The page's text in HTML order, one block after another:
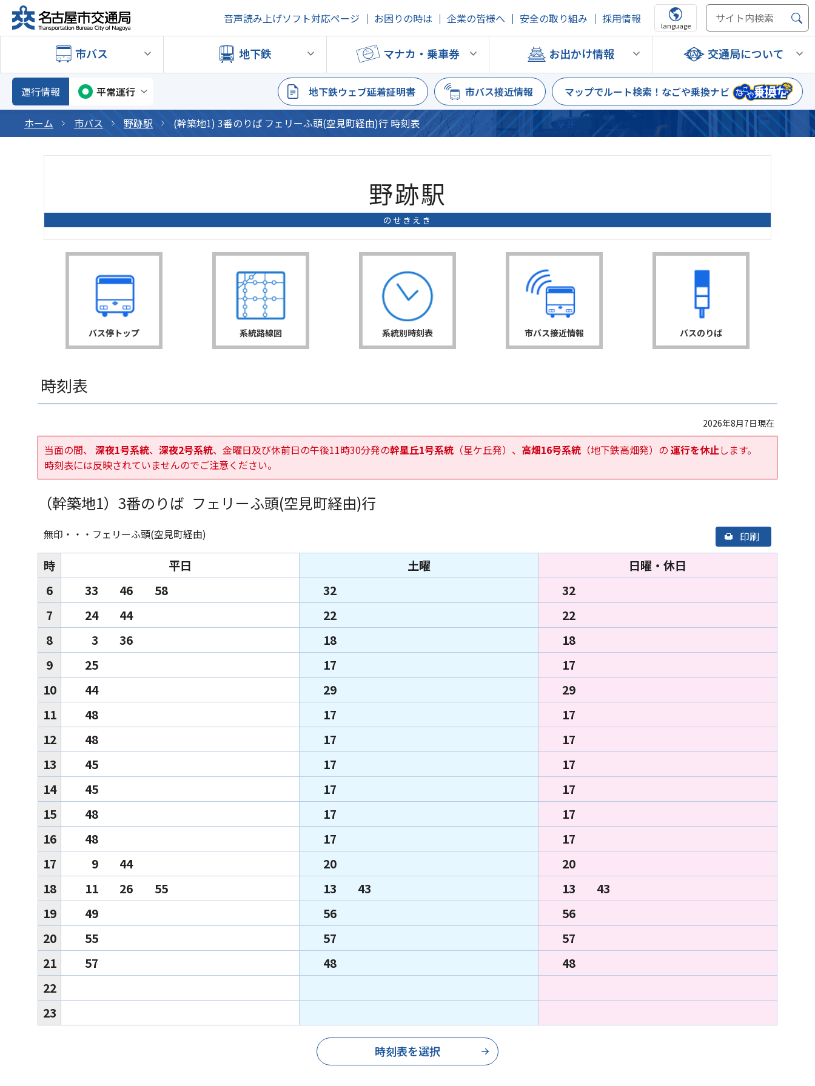
音声読み上げソフト対応ページ お困りの時は 企業の皆様へ 安全の取り組み 採用情報
language
市バス 地下鉄 マナカ・乗車券 お出かけ情報 交通局について
運行情報 平常運行 地下鉄ウェブ延着証明書 市バス接近情報 マップでルート検索！ なごや乗換ナビ
ホーム 市バス 野跡駅 (幹築地1) 3番のりば フェリーふ頭(空見町経由)行 時刻表
野跡駅
のせきえき
バス停トップ 系統路線図 系統別時刻表 市バス接近情報 バスのりば
時刻表
2026年8月7日現在
当面の間、 深夜1号系統、 深夜2号系統、金曜日及び休前日の午後11時30分発の幹星丘1号系統 （星ケ丘発）、 高畑16号系統 （地下鉄高畑発）の 運行を休止します。
時刻表には反映されていませんのでご注意ください。
（幹築地1） 3番のりば フェリーふ頭(空見町経由)行
無印・・・フェリーふ頭(空見町経由) 印刷
時 平日 土曜
日曜・休日
6
33 46 58 32
32
7
24 44 22
22
8
3 36 18
18
9
25 17
17
10
44 29
29
11
48 17
17
12
48 17
17
13
45 17
17
14
45 17
17
15
48 17
17
16
48 17
17
17
9 44 20
20
18
11 26 55 13 43 13
43
19
49 56
56
20
55 57
57
21
57 48
48
22
23
時刻表を選択